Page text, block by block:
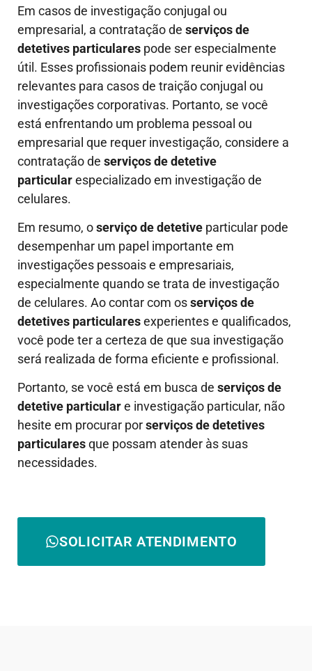
Em casos de investigação conjugal ou
empresarial, a contratação de serviços de
detetives particulares pode ser especialmente
útil. Esses profissionais podem reunir evidências
relevantes para casos de traição conjugal ou
investigações corporativas. Portanto, se você
está enfrentando um problema pessoal ou
empresarial que requer investigação, considere a
contratação de serviços de detetive
particularespecializado em investigação de
celulares.
Em resumo, oserviço de detetive particular pode
desempenhar um papel importante em
investigações pessoais e empresariais,
especialmente quando se trata de investigação
de celulares. Ao contar com osserviços de
detetives particularesexperientes e qualificados,
você pode ter a certeza de que sua investigação
será realizada de forma eficiente e profissional.
Portanto, se você está em busca de serviços de
detetive particulare investigação particular, não
hesite em procurar porserviços de detetives
particularesque possam atender às suas
necessidades.
SOLICITAR ATENDIMENTO